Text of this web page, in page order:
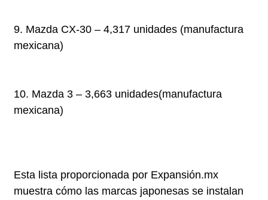
9. Mazda CX-30 – 4,317 unidades (manufactura
mexicana)
10. Mazda 3 – 3,663 unidades(manufactura
mexicana)
Esta lista proporcionada por Expansión.mx
muestra cómo las marcas japonesas se instalan